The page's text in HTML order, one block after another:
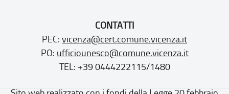
CONTATTI
PEC: vicenza@cert.comune.vicenza.it
PO: ufficiounesco@comune.vicenza.it
TEL: +39 0444222115/1480